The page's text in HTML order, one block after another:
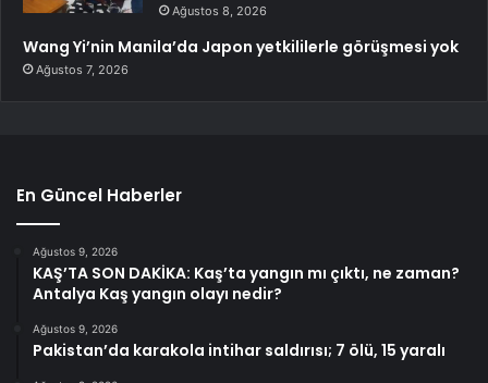
Ağustos 8, 2026
Wang Yi’nin Manila’da Japon yetkililerle görüşmesi yok
Ağustos 7, 2026
En Güncel Haberler
Ağustos 9, 2026
KAŞ’TA SON DAKİKA: Kaş’ta yangın mı çıktı, ne zaman?
Antalya Kaş yangın olayı nedir?
Ağustos 9, 2026
Pakistan’da karakola intihar saldırısı; 7 ölü, 15 yaralı